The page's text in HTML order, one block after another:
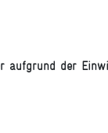
aufgrund der